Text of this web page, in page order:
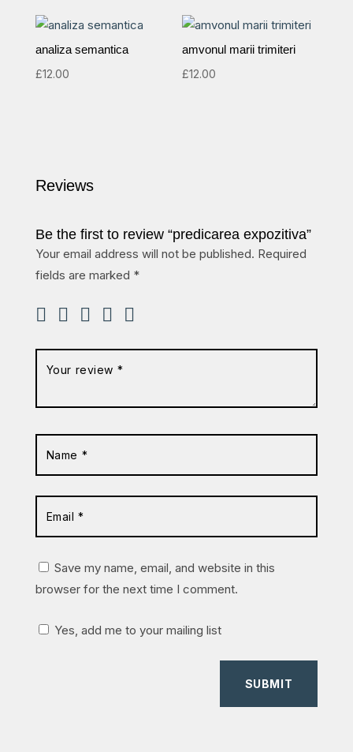
analiza semantica
£12.00
amvonul marii trimiteri
£12.00
Reviews
Be the first to review “predicarea expozitiva”
Your email address will not be published. Required
fields are marked *
Save my name, email, and website in this
browser for the next time I comment.
Yes, add me to your mailing list
SUBMIT